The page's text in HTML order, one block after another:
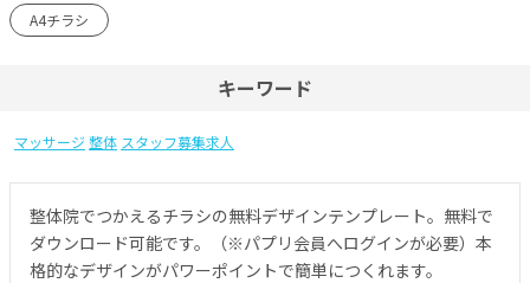
A4チラシ
キーワード
マッサージ 整体 スタッフ募集求人
整体院でつかえるチラシの無料デザインテンプレート。無料で
ダウンロード可能です。（※パプリ会員へログインが必要）本
格的なデザインがパワーポイントで簡単につくれます。